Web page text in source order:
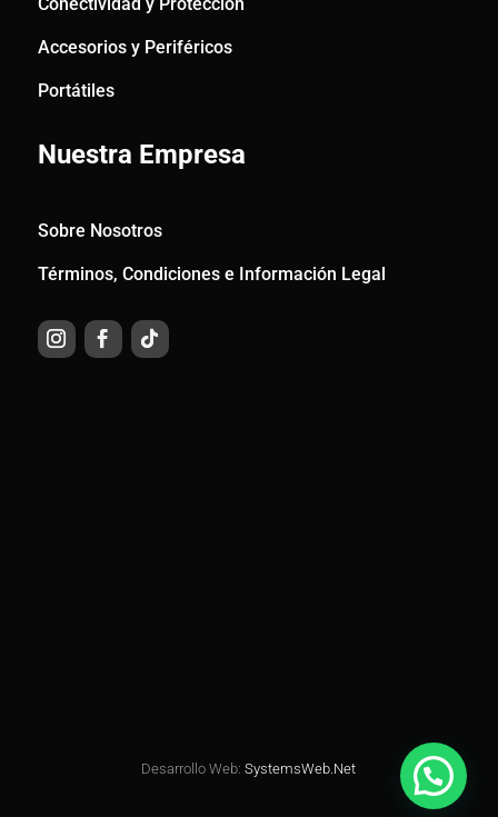
Accesorios y Periféricos
Portátiles
Nuestra Empresa
Sobre Nosotros
Términos, Condiciones e Información Legal
Desarrollo Web: SystemsWeb.Net